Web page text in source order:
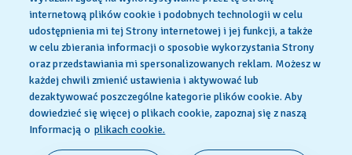
Odstąp od umowy
Polityka Prywatności Pliki Cookie
Regulamin Sklepu
internetową plików cookie i podobnych technologii w celu
udostępnienia mi tej Strony internetowej i jej funkcji, a także
w celu zbierania informacji o sposobie wykorzystania Strony
oraz przedstawiania mi spersonalizowanych reklam. Możesz w
każdej chwili zmienić ustawienia i aktywować lub
dezaktywować poszczególne kategorie plików cookie. Aby
dowiedzieć się więcej o plikach cookie, zapoznaj się z naszą
Informacją o plikach cookie.